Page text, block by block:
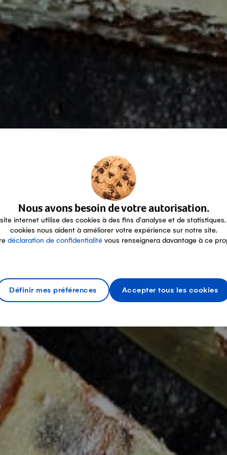
Nous avons besoin de votre autorisation.
internet utilise des cookies à des fins d'analyse et de statistiques.
cookies nous aident à améliorer votre expérience sur notre site.
déclaration de confidentialité vous renseignera davantage à ce
Définir mes préférences Accepter tous les cookies